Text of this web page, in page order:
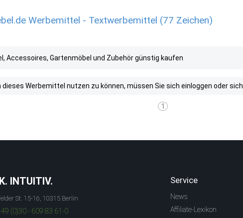
Werbemittel - Textwerbemittel (77 Zeichen)
Accessoires, Gartenmöbel und Zubehör günstig kaufen
dieses Werbemittel nutzen zu können, müssen Sie sich einloggen oder sich
1
INTUITIV.
St. 15-16, 10315 Berlin
(0)30 - 609 83 61-0
Service
News
Affiliate-Lexikon